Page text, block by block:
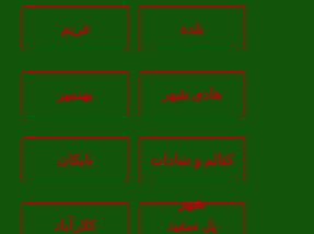
هادی شهر بهنمیر
کتالم و سادات
شهر
بابکان
پل سفید کلارآباد